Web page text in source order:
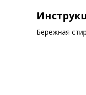
Бережная